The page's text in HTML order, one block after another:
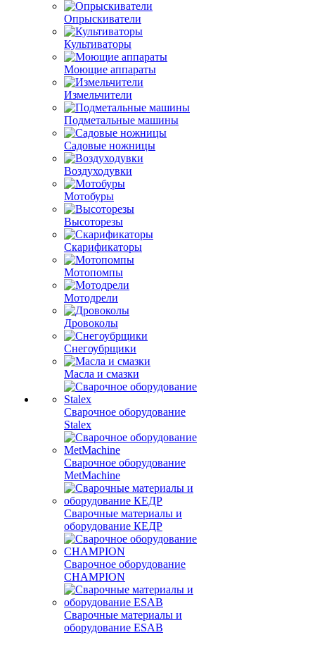
Опрыскиватели
Культиваторы
Моющие аппараты
Измельчители
Подметальные машины
Садовые ножницы
Воздуходувки
Мотобуры
Высоторезы
Скарификаторы
Мотопомпы
Мотодрели
Дровоколы
Снегоубрщики
Масла и смазки
Сварочное оборудование
Stalex
Сварочное оборудование
MetMachine
Сварочные материалы и
оборудование КЕДР
Сварочное оборудование
CHAMPION
Сварочные материалы и
оборудование ESAB